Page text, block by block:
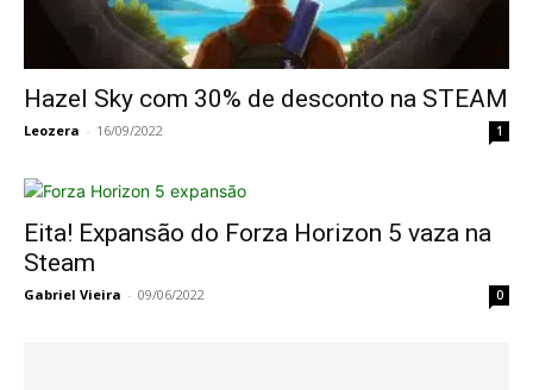
Hazel Sky com 30% de desconto na STEAM
Leozera - 16/09/2022 1
Eita! Expansão do Forza Horizon 5 vaza na
Steam
Gabriel Vieira - 09/06/2022 0